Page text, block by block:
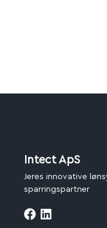
Intect ApS
Jeres innovative
sparringspartner